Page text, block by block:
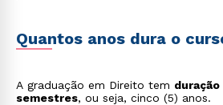
Quantos anos dura o
A graduação em Direito tem duração
semestres, ou seja, cinco (5) anos.